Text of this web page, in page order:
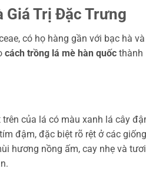
Giá Trị Đặc Trưng
có họ hàng gần với bạc hà và
cách trồng lá mè hàn quốc thành
của lá có màu xanh lá cây
đậm, đặc biệt rõ rệt ở các giống
hương nồng ấm, cay nhẹ và tươi